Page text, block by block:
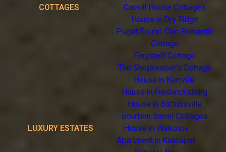
COTTAGES
Carroll House Cottages
House in Dry Ridge
Puget Sound Chic Romantic
Cottage
Flagstaff Cottage
The Shopkeeper's Cottage
House in Kerrville
House in Fredericksburg
House in Bartonsville
Bourbon Barrel Cottages
LUXURY ESTATES
House in Waikoloa
Apartment in Kaanapali